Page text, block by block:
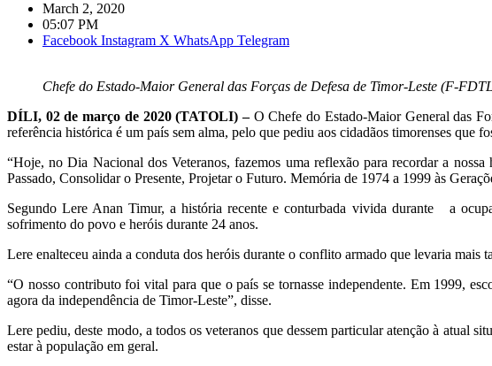
March 2, 2020
05:07 PM
Facebook Instagram X WhatsApp Telegram
Chefe do Estado-Maior General das Forças de Defesa de Timor-Leste (F-
DÍLI, 02 de março de 2020 (TATOLI) – O Chefe do Estado-Maior General das
referência histórica é um país sem alma, pelo que pediu aos cidadãos timorenses que
“Hoje, no Dia Nacional dos Veteranos, fazemos uma reflexão para recordar a
Passado, Consolidar o Presente, Projetar o Futuro. Memória de 1974 a 1999 às
Segundo Lere Anan Timur, a história recente e conturbada vivida durante a
sofrimento do povo e heróis durante 24 anos.
Lere enalteceu ainda a conduta dos heróis durante o conflito armado que levaria mais
“O nosso contributo foi vital para que o país se tornasse independente. Em 1999,
agora da independência de Timor-Leste”, disse.
Lere pediu, deste modo, a todos os veteranos que dessem particular atenção à atual
estar à população em geral.